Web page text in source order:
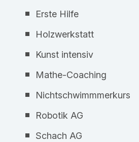
Erste Hilfe
Holzwerkstatt
Kunst intensiv
Mathe-Coaching
Nichtschwimmmerkurs
Robotik AG
Schach AG